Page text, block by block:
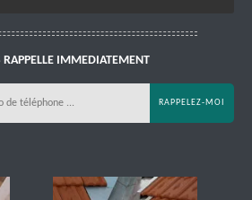
RAPPELLE IMMEDIATEMENT